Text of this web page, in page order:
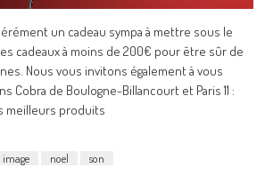
un cadeau sympa à mettre sous le
cadeaux à moins de 200€ pour être sûr de
Nous vous invitons également à vous
Cobra de Boulogne-Billancourt et Paris 11 :
meilleurs produits
image noel son